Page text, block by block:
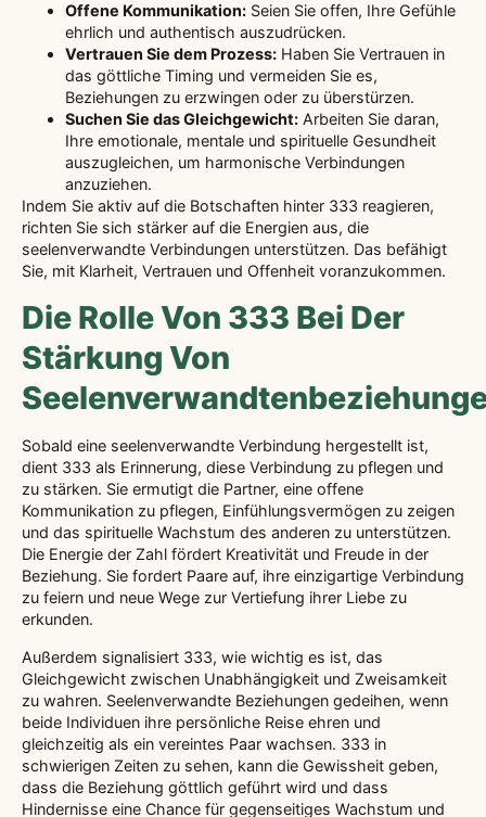
Offene Kommunikation: Seien Sie offen, Ihre Gefühle
ehrlich und authentisch auszudrücken.
Vertrauen Sie dem Prozess: Haben Sie Vertrauen in
das göttliche Timing und vermeiden Sie es,
Beziehungen zu erzwingen oder zu überstürzen.
Suchen Sie das Gleichgewicht: Arbeiten Sie daran,
Ihre emotionale, mentale und spirituelle Gesundheit
auszugleichen, um harmonische Verbindungen
anzuziehen.
Indem Sie aktiv auf die Botschaften hinter 333 reagieren,
richten Sie sich stärker auf die Energien aus, die
seelenverwandte Verbindungen unterstützen. Das befähigt
Sie, mit Klarheit, Vertrauen und Offenheit voranzukommen.
Die Rolle Von 333 Bei Der
Stärkung Von
Sobald eine seelenverwandte Verbindung hergestellt ist,
dient 333 als Erinnerung, diese Verbindung zu pflegen und
zu stärken. Sie ermutigt die Partner, eine offene
Kommunikation zu pflegen, Einfühlungsvermögen zu zeigen
und das spirituelle Wachstum des anderen zu unterstützen.
Die Energie der Zahl fördert Kreativität und Freude in der
Beziehung. Sie fordert Paare auf, ihre einzigartige Verbindung
zu feiern und neue Wege zur Vertiefung ihrer Liebe zu
erkunden.
Außerdem signalisiert 333, wie wichtig es ist, das
Gleichgewicht zwischen Unabhängigkeit und Zweisamkeit
zu wahren. Seelenverwandte Beziehungen gedeihen, wenn
beide Individuen ihre persönliche Reise ehren und
gleichzeitig als ein vereintes Paar wachsen. 333 in
schwierigen Zeiten zu sehen, kann die Gewissheit geben,
dass die Beziehung göttlich geführt wird und dass
Hindernisse eine Chance für gegenseitiges Wachstum und